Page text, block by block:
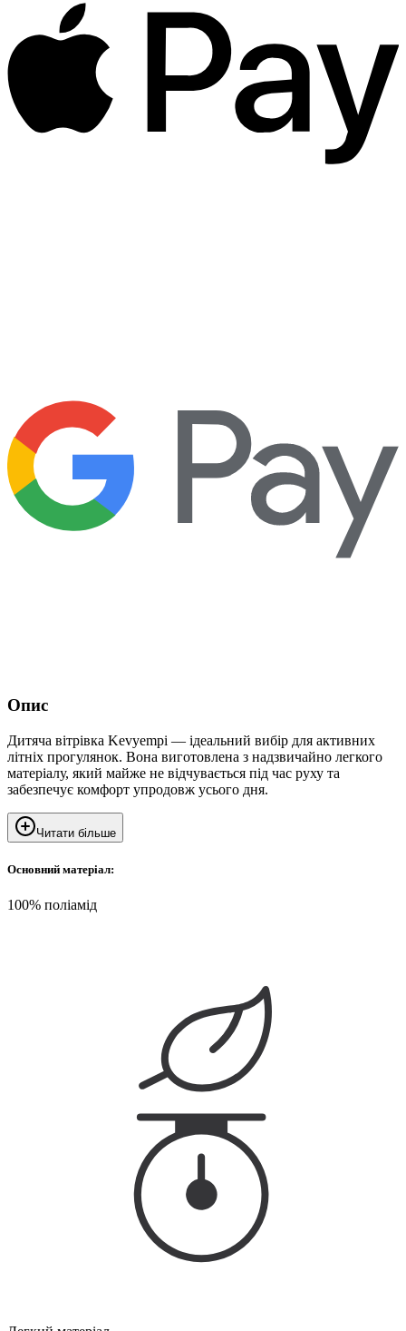
Опис
Дитяча вітрівка Kevyempi — ідеальний вибір для активних
літніх прогулянок. Вона виготовлена з надзвичайно легкого
матеріалу, який майже не відчувається під час руху та
забезпечує комфорт упродовж усього дня.
Читати більше
Основний матеріал:
100% поліамід